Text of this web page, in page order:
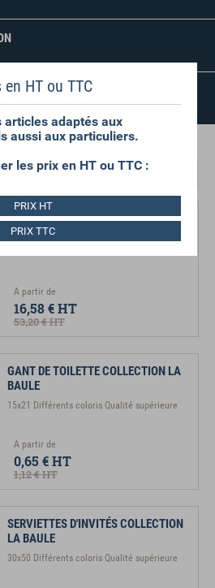
PEIGNOIR COLLECTION LA BAULE
S, M, L et XL Différents coloris Qualité
A partir de
16,58 €HT
53,20 €HT
GANT DE TOILETTE COLLECTION LA
BAULE
15x21 Différents coloris Qualité supérieure
A partir de
0,65 €HT
1,12 €HT
SERVIETTES D'INVITÉS COLLECTION
LA BAULE
30x50 Différents coloris Qualité supérieure
HT ou TTC
articles adaptés aux
aussi aux particuliers.
les prix en HT ou TTC :
PRIX HT
PRIX TTC